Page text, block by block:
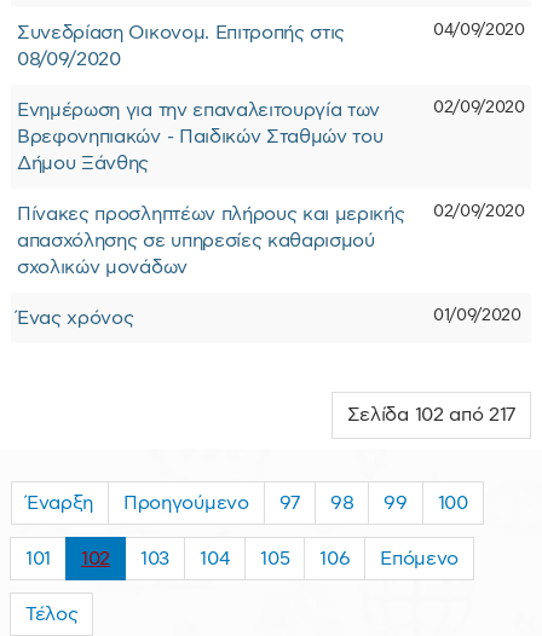
Συνεδρίαση Οικονομ. Επιτροπής στις
08/09/2020
04/09/2020
Ενημέρωση για την επαναλειτουργία των
Βρεφονηπιακών - Παιδικών Σταθμών του
Δήμου Ξάνθης
02/09/2020
Πίνακες προσληπτέων πλήρους και μερικής
απασχόλησης σε υπηρεσίες καθαρισμού
σχολικών μονάδων
02/09/2020
Ένας χρόνος 01/09/2020
Σελίδα 102 από 217
Έναρξη Προηγούμενο 97 98 99 100
101 102 103 104 105 106 Επόμενο
Τέλος